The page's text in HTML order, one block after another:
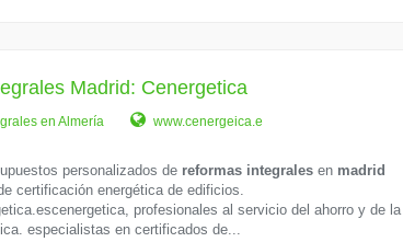
Madrid: Cenergetica
en Almería www.cenergeica.e
personalizados de reformas integrales en madrid
certificación energética de edificios.
profesionales al servicio del ahorro y de la
especialistas en certificados de...